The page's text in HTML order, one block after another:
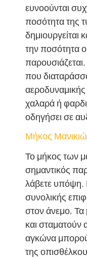
ευνοούνται
ποσότητα της
δημιουργείται
την ποσότητα
που
χαλαρά ή
οδηγήσει σε
Μήκος
Το μήκος των
σημαντικός
λάβετε υπόψη.
συνολικής
στον άνεμο, Τα
και
αγκώνα
της